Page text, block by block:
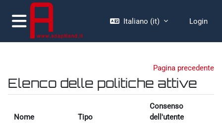
Vai al contenuto principale
Pannello laterale
Italiano ‎(it)‎ Login
Pagina precedente
Elenco delle politiche attive
Nome Tipo
Consenso
dell'utente